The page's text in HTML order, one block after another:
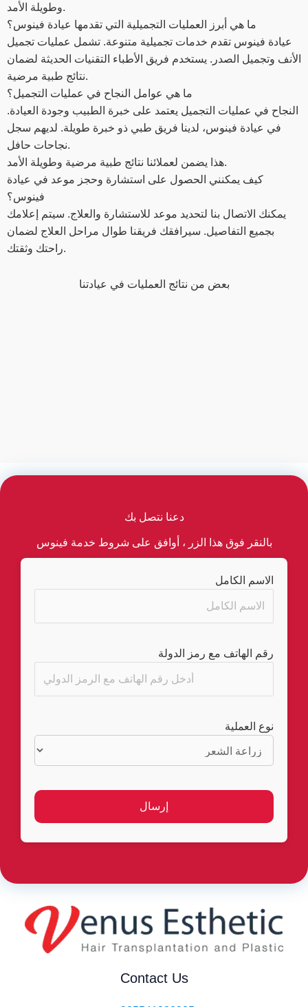
وطويلة الأمد.
ما هي أبرز العمليات التجميلية التي تقدمها عيادة فينوس؟
عيادة فينوس تقدم خدمات تجميلية متنوعة. تشمل عمليات تجميل
الأنف وتجميل الصدر. يستخدم فريق الأطباء التقنيات الحديثة لضمان
نتائج طبية مرضية.
ما هي عوامل النجاح في عمليات التجميل؟
النجاح في عمليات التجميل يعتمد على خبرة الطبيب وجودة العيادة.
في عيادة فينوس، لدينا فريق طبي ذو خبرة طويلة. لديهم سجل
نجاحات حافل.
هذا يضمن لعملائنا نتائج طبية مرضية وطويلة الأمد.
كيف يمكنني الحصول على استشارة وحجز موعد في عيادة
فينوس؟
يمكنك الاتصال بنا لتحديد موعد للاستشارة والعلاج. سيتم إعلامك
بجميع التفاصيل. سيرافقك فريقنا طوال مراحل العلاج لضمان
راحتك وثقتك.
بعض من نتائج العمليات في عيادتنا
دعنا نتصل بك
بالنقر فوق هذا الزر ، أوافق على شروط خدمة فينوس
الاسم الكامل
رقم الهاتف مع رمز الدولة
نوع العملية
Contact Us